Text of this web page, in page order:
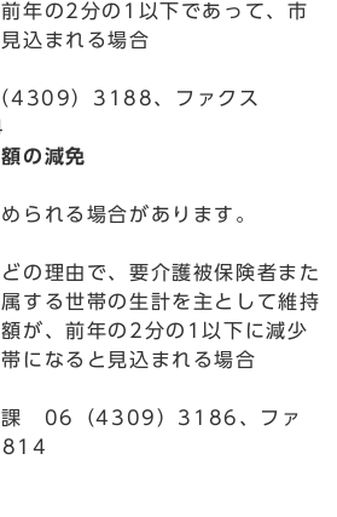
年の2分の1以下であって、市
込まれる場合
4309）3188、ファクス
の減免
られる場合があります。
の理由で、要介護被保険者また
する世帯の生計を主として維持
が、前年の2分の1以下に減少
になると見込まれる場合
課 06（4309）3186、ファ